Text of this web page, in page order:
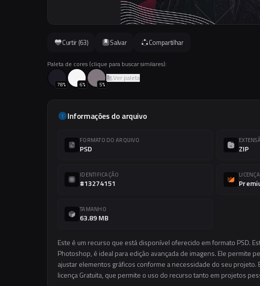
Curtir (63) Salvar Compartilhar
Paleta de cores (clique para buscar similares):
78% 6% 5%
Ver paleta
Informações do arquivo
FORMATO DO ARQUIVO
PSD ZIP
IDENTIFICAÇÃO
#13274151
LICENÇA
TAMANHO
63.89 MB
Este é um recurso que está disponível oferecido em formato PSD.
Photoshop, é ideal para edição avançada de imagens. Ele permite
ajustar elementos gráficos conforme a necessidade do seu
licença Gratuita, que permite o uso do recurso tanto em projetos